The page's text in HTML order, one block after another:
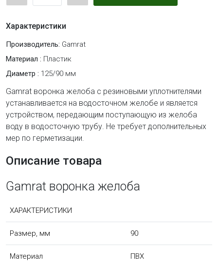
Характеристики
Производитель: Gamrat
Материал : Пластик
Диаметр : 125/90 мм
Gamrat воронка желоба с резиновыми уплотнителями
устанавливается на водосточном желобе и является
устройством, передающим поступающую из желоба
воду в водосточную трубу. Не требует дополнительных
мер по герметизации.
Описание товара
Gamrat воронка желоба
ХАРАКТЕРИСТИКИ
Размер, мм 90
Материал ПВХ